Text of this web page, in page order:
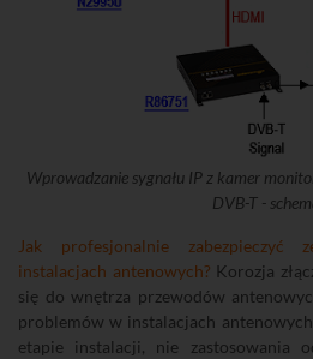
Wprowadzanie sygnału IP z kamer
DVB-T -
Jak profesjonalnie zabezpieczyć
instalacjach antenowych? Korozja
się do wnętrza przewodów
problemów w instalacjach
etapie instalacji, nie zastosowania